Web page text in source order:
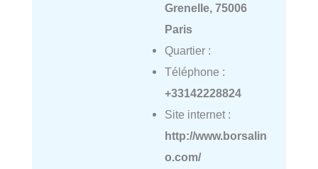
Grenelle, 75006
Paris
Quartier :
Téléphone :
+33142228824
Site internet :
http://www.borsalin
o.com/